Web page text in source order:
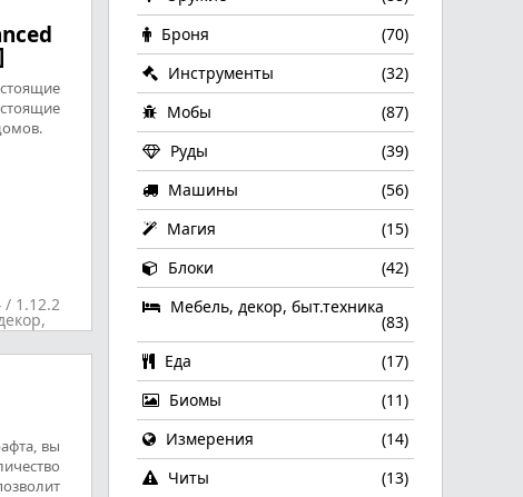
/ 1.12.2
вы
Броня
(70)
Инструменты
(32)
Мобы
(87)
Руды
(39)
Машины
(56)
Магия
(15)
Блоки
(42)
Мебель, декор, быт.техника
(83)
Еда
(17)
Биомы
(11)
Измерения
(14)
Читы
(13)